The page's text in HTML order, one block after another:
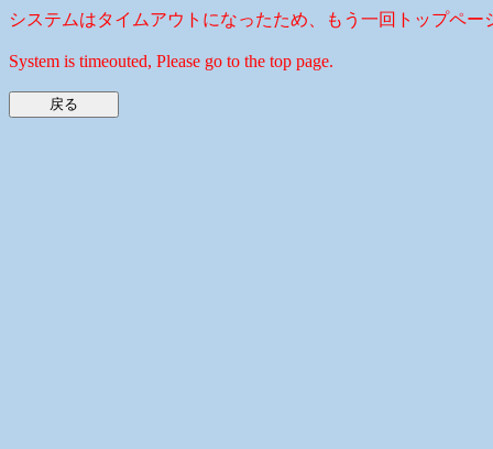
システムはタイムアウトになったため、もう一回トップペー
System is timeouted, Please go to the top page.